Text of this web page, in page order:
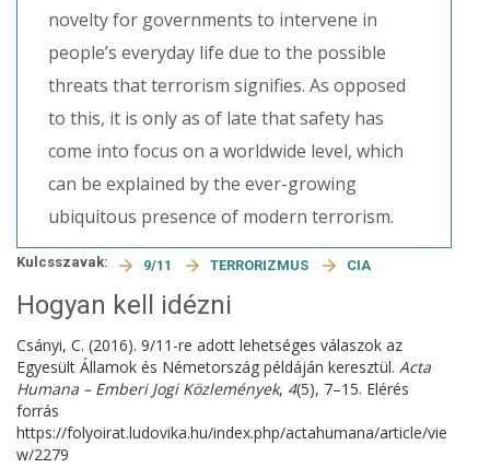
novelty for governments to intervene in
people’s everyday life due to the possible
threats that terrorism signifies. As opposed
to this, it is only as of late that safety has
come into focus on a worldwide level, which
can be explained by the ever-growing
ubiquitous presence of modern terrorism.
Kulcsszavak: 9/11 TERRORIZMUS CIA
Hogyan kell idézni
Csányi, C. (2016). 9/11-re adott lehetséges válaszok az
Egyesült Államok és Németország példáján keresztül. Acta
Humana – Emberi Jogi Közlemények, 4(5), 7–15. Elérés
forrás
https://folyoirat.ludovika.hu/index.php/actahumana/article/vie
w/2279